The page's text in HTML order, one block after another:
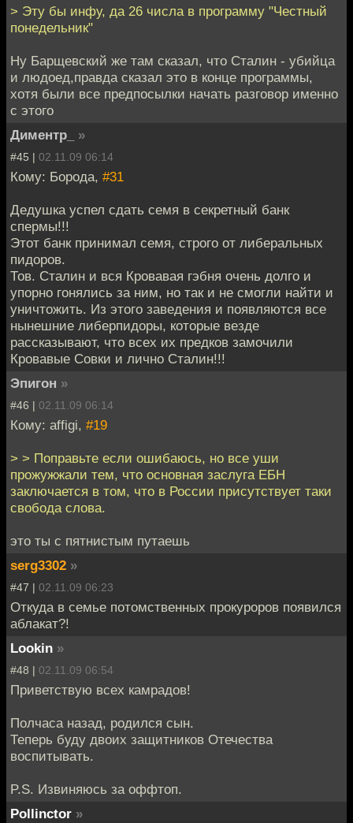
> Эту бы инфу, да 26 числа в программу "Честный
понедельник"
Ну Барщевский же там сказал, что Сталин - убийца
и людоед,правда сказал это в конце программы,
хотя были все предпосылки начать разговор именно
с этого
Диментр_
»
#45 | 02.11.09 06:14
Кому: Борода, #31
Дедушка успел сдать семя в секретный банк
спермы!!!
Этот банк принимал семя, строго от либеральных
пидоров.
Тов. Сталин и вся Кровавая гэбня очень долго и
упорно гонялись за ним, но так и не смогли найти и
уничтожить. Из этого заведения и появляются все
нынешние либерпидоры, которые везде
рассказывают, что всех их предков замочили
Кровавые Совки и лично Сталин!!!
Эпигон »
#46 | 02.11.09 06:14
Кому: affigi, #19
> > Поправьте если ошибаюсь, но все уши
прожужжали тем, что основная заслуга ЕБН
заключается в том, что в России присутствует таки
свобода слова.
это ты с пятнистым путаешь
serg3302 »
#47 | 02.11.09 06:23
Откуда в семье потомственных прокуроров появился
аблакат?!
Lookin »
#48 | 02.11.09 06:54
Приветствую всех камрадов!
Полчаса назад, родился сын.
Теперь буду двоих защитников Отечества
воспитывать.
P.S. Извиняюсь за оффтоп.
Pollinctor »